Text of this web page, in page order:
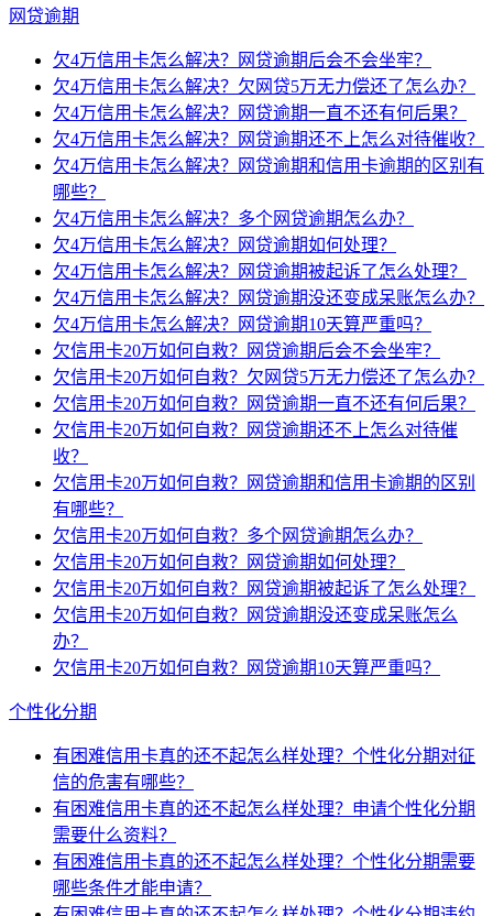
网贷逾期
欠4万信用卡怎么解决？网贷逾期后会不会坐牢？
欠4万信用卡怎么解决？欠网贷5万无力偿还了怎么办？
欠4万信用卡怎么解决？网贷逾期一直不还有何后果？
欠4万信用卡怎么解决？网贷逾期还不上怎么对待催收？
欠4万信用卡怎么解决？网贷逾期和信用卡逾期的区别有
哪些？
欠4万信用卡怎么解决？多个网贷逾期怎么办？
欠4万信用卡怎么解决？网贷逾期如何处理？
欠4万信用卡怎么解决？网贷逾期被起诉了怎么处理？
欠4万信用卡怎么解决？网贷逾期没还变成呆账怎么办？
欠4万信用卡怎么解决？网贷逾期10天算严重吗？
欠信用卡20万如何自救？网贷逾期后会不会坐牢？
欠信用卡20万如何自救？欠网贷5万无力偿还了怎么办？
欠信用卡20万如何自救？网贷逾期一直不还有何后果？
欠信用卡20万如何自救？网贷逾期还不上怎么对待催
收？
欠信用卡20万如何自救？网贷逾期和信用卡逾期的区别
有哪些？
欠信用卡20万如何自救？多个网贷逾期怎么办？
欠信用卡20万如何自救？网贷逾期如何处理？
欠信用卡20万如何自救？网贷逾期被起诉了怎么处理？
欠信用卡20万如何自救？网贷逾期没还变成呆账怎么
办？
欠信用卡20万如何自救？网贷逾期10天算严重吗？
个性化分期
有困难信用卡真的还不起怎么样处理？个性化分期对征
信的危害有哪些？
有困难信用卡真的还不起怎么样处理？申请个性化分期
需要什么资料？
有困难信用卡真的还不起怎么样处理？个性化分期需要
哪些条件才能申请？